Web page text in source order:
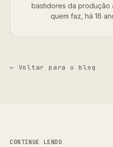
bastidores da
quem faz, há 16
← Voltar para o blog
CONTINUE LENDO